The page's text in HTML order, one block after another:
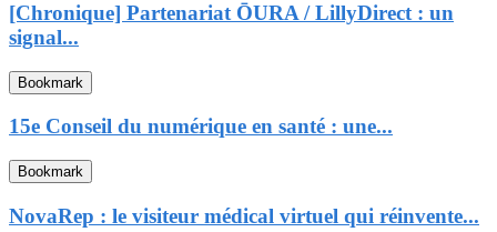
[Chronique] Partenariat ŌURA / LillyDirect : un
signal...
Bookmark
15e Conseil du numérique en santé : une...
Bookmark
NovaRep : le visiteur médical virtuel qui réinvente...